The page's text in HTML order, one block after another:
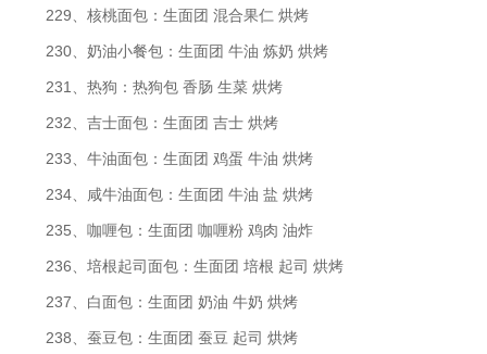
229、核桃面包：生面团 混合果仁 烘烤
230、奶油小餐包：生面团 牛油 炼奶 烘烤
231、热狗：热狗包 香肠 生菜 烘烤
232、吉士面包：生面团 吉士 烘烤
233、牛油面包：生面团 鸡蛋 牛油 烘烤
234、咸牛油面包：生面团 牛油 盐 烘烤
235、咖喱包：生面团 咖喱粉 鸡肉 油炸
236、培根起司面包：生面团 培根 起司 烘烤
237、白面包：生面团 奶油 牛奶 烘烤
238、蚕豆包：生面团 蚕豆 起司 烘烤